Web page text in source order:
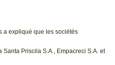
a expliqué que les sociétés
Priscila S.A., Empacreci S.A. et